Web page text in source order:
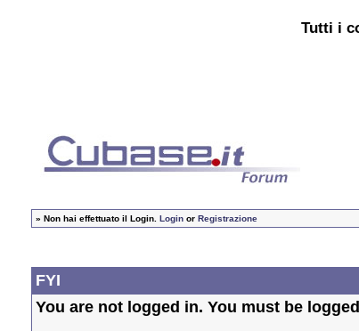
Tutti i
» Non hai effettuato il Login. Login or Registrazione
FYI
You are not logged in. You must be